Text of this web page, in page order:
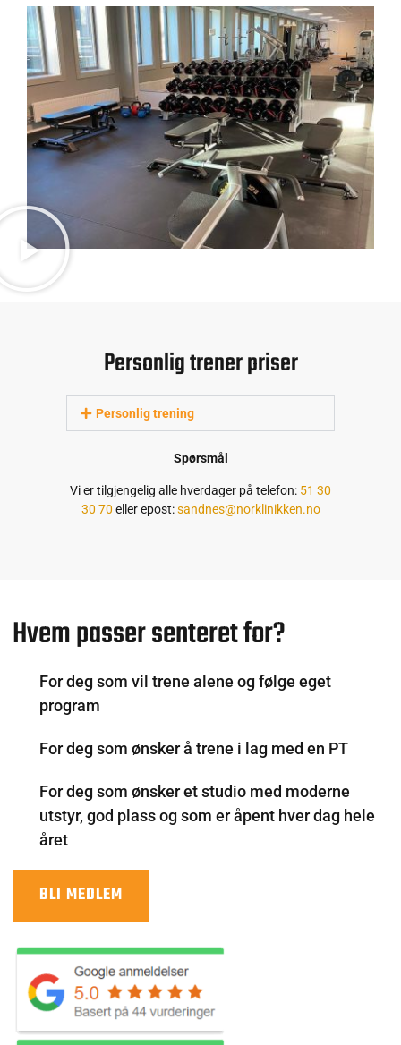
Personlig trener priser
Personlig trening
Spørsmål
Vi er tilgjengelig alle hverdager på telefon: 51 30
30 70 eller epost:sandnes@norklinikken.no
Hvem passer senteret for?
For deg som vil trene alene og følge eget
program
For deg som ønsker å trene i lag med en PT
For deg som ønsker et studio med moderne
utstyr, god plass og som er åpent hver dag hele
året
BLI MEDLEM